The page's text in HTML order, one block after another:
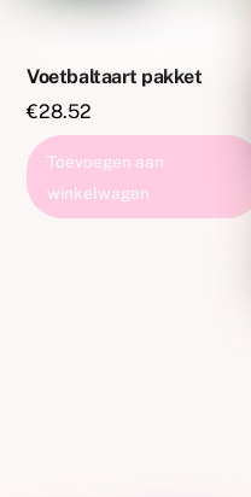
Voetbaltaart pakket
€28.52
Toevoegen aan
winkelwagen